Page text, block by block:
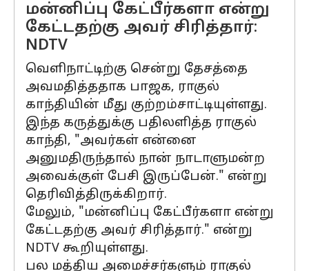
மன்னிப்பு கேட்பீர்களா என்று
கேட்டதற்கு அவர் சிரித்தார்:
NDTV
வெளிநாட்டிற்கு சென்று தேசத்தை
அவமதித்ததாக பாஜக, ராகுல்
காந்தியின் மீது குற்றம்சாட்டியுள்ளது.
இந்த கருத்துக்கு பதிலளித்த ராகுல்
காந்தி, "அவர்கள் என்னை
அனுமதிருந்தால் நான் நாடாளுமன்ற
அவைக்குள் பேசி இருப்பேன்." என்று
தெரிவித்திருக்கிறார்.
மேலும், "மன்னிப்பு கேட்பீர்களா என்று
கேட்டதற்கு அவர் சிரித்தார்." என்று
NDTV கூறியுள்ளது.
பல மத்திய அமைச்சர்களும் ராகுல்